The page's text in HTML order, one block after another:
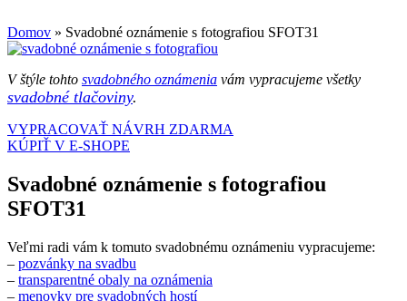
Domov » Svadobné oznámenie s fotografiou SFOT31
V štýle tohto svadobného oznámenia vám vypracujeme všetky
svadobné tlačoviny.
VYPRACOVAŤ NÁVRH ZDARMA
KÚPIŤ V E-SHOPE
Svadobné oznámenie s fotografiou
SFOT31
Veľmi radi vám k tomuto svadobnému oznámeniu vypracujeme:
– pozvánky na svadbu
– transparentné obaly na oznámenia
– menovky pre svadobných hostí